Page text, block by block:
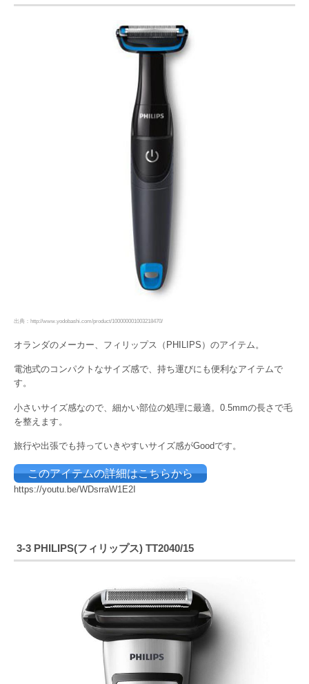
出典：http://www.yodobashi.com/product/100000001003218470/
オランダのメーカー、フィリップス（PHILIPS）のアイテム。
電池式のコンパクトなサイズ感で、持ち運びにも便利なアイテムで
す。
小さいサイズ感なので、細かい部位の処理に最適。0.5mmの長さで毛
を整えます。
旅行や出張でも持っていきやすいサイズ感がGoodです。
このアイテムの詳細はこちらから
https://youtu.be/WDsrraW1E2I
3-3 PHILIPS(フィリップス) TT2040/15